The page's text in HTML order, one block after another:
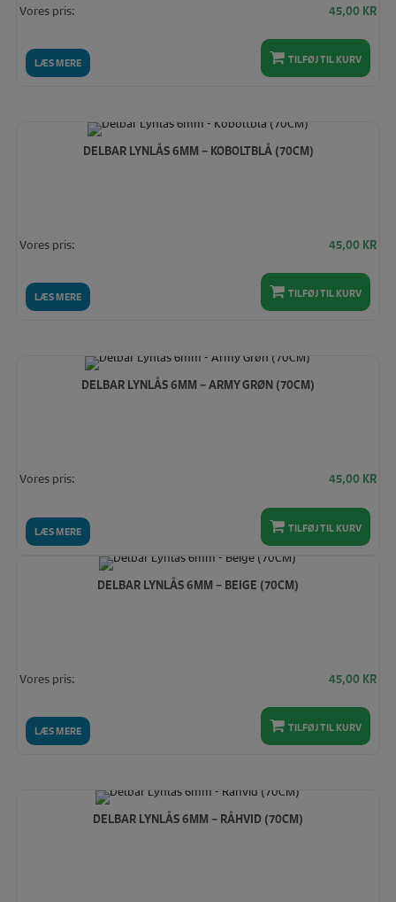
LÆS MERE
Vores pris: 45,00 KR
TILFØJ TIL KURV
DELBAR LYNLÅS 6MM – KOBOLTBLÅ (70CM)
LÆS MERE
Vores pris: 45,00 KR
TILFØJ TIL KURV
DELBAR LYNLÅS 6MM – ARMY GRØN (70CM)
LÆS MERE
Vores pris: 45,00 KR
TILFØJ TIL KURV
DELBAR LYNLÅS 6MM – BEIGE (70CM)
LÆS MERE
Vores pris: 45,00 KR
TILFØJ TIL KURV
DELBAR LYNLÅS 6MM – RÅHVID (70CM)